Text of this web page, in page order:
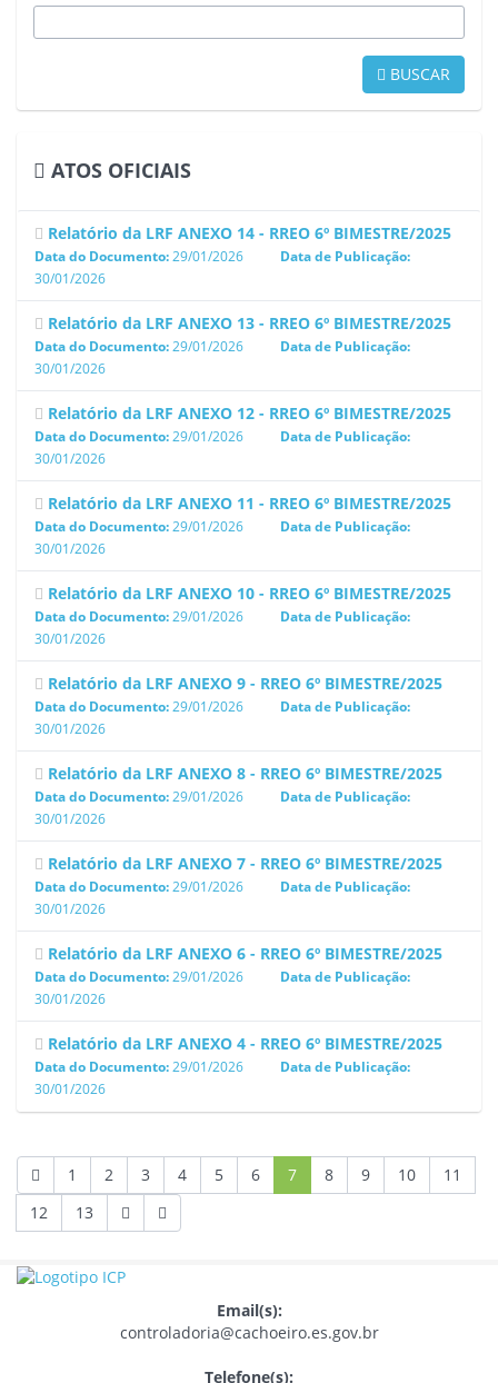
BUSCAR
ATOS OFICIAIS
Relatório da LRF ANEXO 14 - RREO 6º BIMESTRE/2025
Data do Documento: 29/01/2026
Data de Publicação:
30/01/2026
Relatório da LRF ANEXO 13 - RREO 6º BIMESTRE/2025
Data do Documento: 29/01/2026
Data de Publicação:
30/01/2026
Relatório da LRF ANEXO 12 - RREO 6º BIMESTRE/2025
Data do Documento: 29/01/2026
Data de Publicação:
30/01/2026
Relatório da LRF ANEXO 11 - RREO 6º BIMESTRE/2025
Data do Documento: 29/01/2026
Data de Publicação:
30/01/2026
Relatório da LRF ANEXO 10 - RREO 6º BIMESTRE/2025
Data do Documento: 29/01/2026
Data de Publicação:
30/01/2026
Relatório da LRF ANEXO 9 - RREO 6º BIMESTRE/2025
Data do Documento: 29/01/2026
Data de Publicação:
30/01/2026
Relatório da LRF ANEXO 8 - RREO 6º BIMESTRE/2025
Data do Documento: 29/01/2026
Data de Publicação:
30/01/2026
Relatório da LRF ANEXO 7 - RREO 6º BIMESTRE/2025
Data do Documento: 29/01/2026
Data de Publicação:
30/01/2026
Relatório da LRF ANEXO 6 - RREO 6º BIMESTRE/2025
Data do Documento: 29/01/2026
Data de Publicação:
30/01/2026
Relatório da LRF ANEXO 4 - RREO 6º BIMESTRE/2025
Data do Documento: 29/01/2026
Data de Publicação:
30/01/2026
1 2 3 4 5 6 7 8 9 10
11
12
13
Email(s):
controladoria@cachoeiro.es.gov.br
Telefone(s):